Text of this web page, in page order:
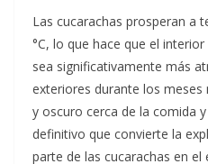
Las cucarachas prosperan a
°C, lo que hace que el
sea significativamente más
exteriores durante los
y oscuro cerca de la comida
definitivo que convierte la
parte de las cucarachas en